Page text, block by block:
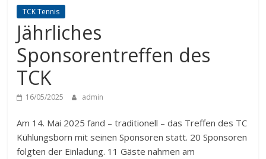
TCK Tennis
Jährliches
Sponsorentreffen des
TCK
16/05/2025 admin
Am 14. Mai 2025 fand – traditionell – das Treffen des TC
Kühlungsborn mit seinen Sponsoren statt. 20 Sponsoren
folgten der Einladung. 11 Gäste nahmen am